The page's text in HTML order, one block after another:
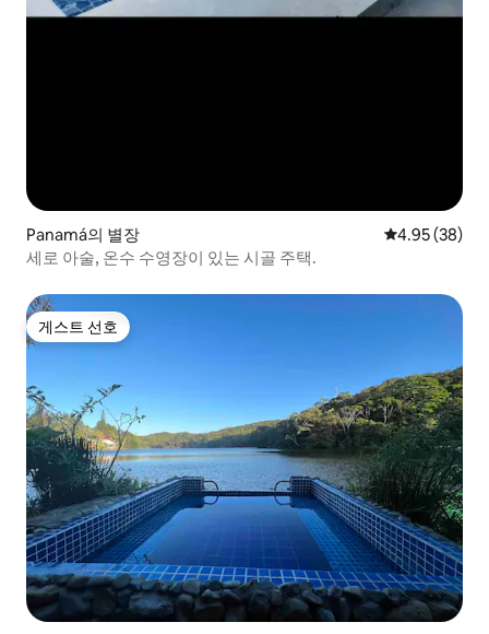
Panamá의 별장 평점 4.95점(5
4.95 (38)
세로 아술, 온수 수영장이 있는 시골 주택.
게스트 선호
게스트 선호